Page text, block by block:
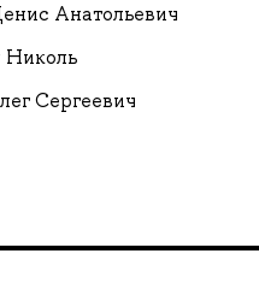
Анатольевич
Николь
Сергеевич